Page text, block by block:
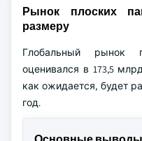
Рынок плоских
размеру
Глобальный рынок
оценивался в 173,5
как ожидается, будет
год.